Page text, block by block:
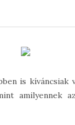
is kíváncsiak
amilyennek